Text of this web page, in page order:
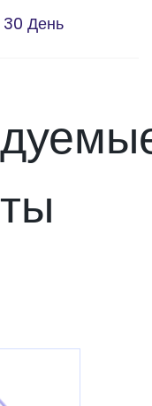
30 День